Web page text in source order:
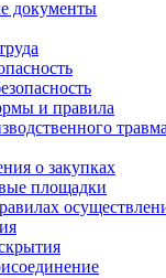
документы
и правила
о закупках
площадки